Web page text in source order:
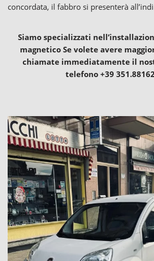
concordata, il fabbro si presenterà
Siamo specializzati
magnetico Se volete avere
chiamate immediatamente il
telefono +39